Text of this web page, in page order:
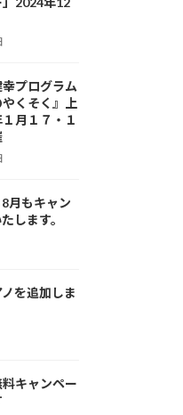
プログラム
やくそく』上
月１７・１
月もキャン
します。
を追加しま
キャンペー